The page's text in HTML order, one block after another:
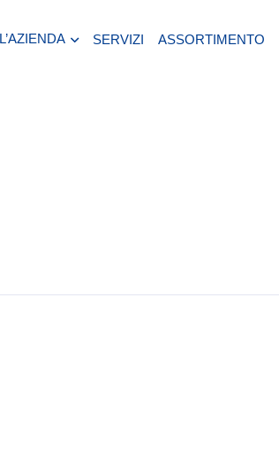
L’AZIENDA SERVIZI ASSORTIMENTO